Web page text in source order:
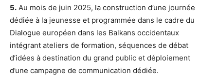
5. Au mois de juin 2025, la construction d’une journée
dédiée à la jeunesse et programmée dans le cadre du
Dialogue européen dans les Balkans occidentaux
intégrant ateliers de formation, séquences de débat
d’idées à destination du grand public et déploiement
d’une campagne de communication dédiée.